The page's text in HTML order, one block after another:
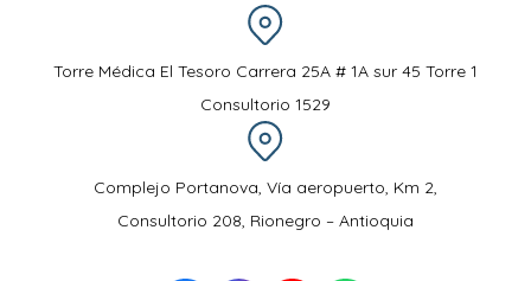
Torre Médica El Tesoro Carrera 25A # 1A sur 45 Torre 1
Consultorio 1529
Complejo Portanova, Vía aeropuerto, Km 2,
Consultorio 208, Rionegro – Antioquia